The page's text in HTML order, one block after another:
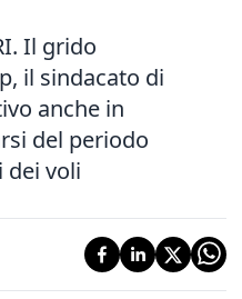
Il grido
il sindacato di
anche in
del periodo
dei voli